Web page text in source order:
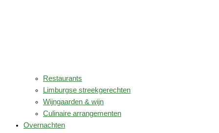
Restaurants
Limburgse streekgerechten
Wijngaarden & wijn
Culinaire arrangementen
Overnachten